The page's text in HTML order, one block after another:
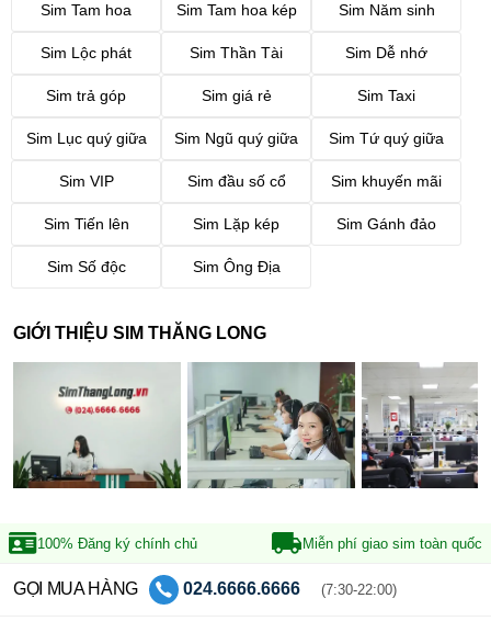
Sim Tam hoa Sim Tam hoa kép Sim Năm sinh
Sim Lộc phát Sim Thần Tài Sim Dễ nhớ
Sim trả góp Sim giá rẻ Sim Taxi
Sim Lục quý giữa Sim Ngũ quý giữa Sim Tứ quý giữa
Sim VIP Sim đầu số cổ Sim khuyến mãi
Sim Tiến lên Sim Lặp kép Sim Gánh đảo
Sim Số độc Sim Ông Địa
GIỚI THIỆU SIM THĂNG LONG
100% Đăng ký chính chủ Miễn phí giao sim toàn quốc
GỌI MUA HÀNG 024.6666.6666 (7:30-22:00)